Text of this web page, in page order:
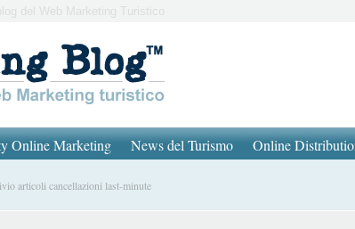
del Web Marketing Turistico
Online Marketing News del Turismo Online
articoli cancellazioni last-minute